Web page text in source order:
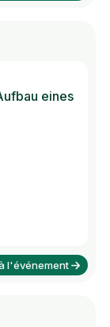
eines
l'événement